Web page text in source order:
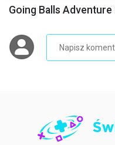
Going Balls